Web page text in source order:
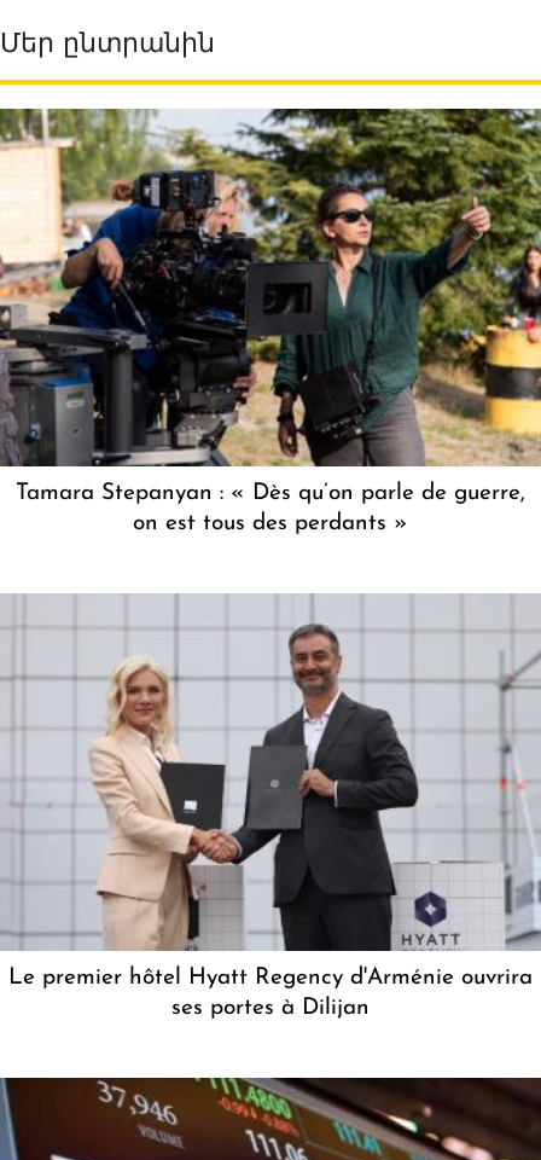
Մեր ընտրանին
Tamara Stepanyan : « Dès qu’on parle de guerre,
on est tous des perdants »
Le premier hôtel Hyatt Regency d'Arménie ouvrira
ses portes à Dilijan